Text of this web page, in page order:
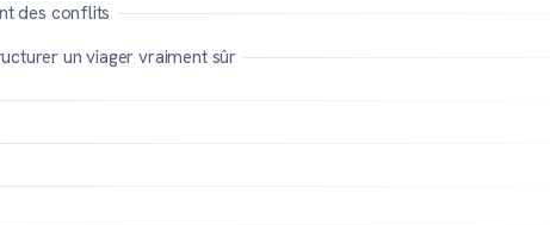
des conflits
un viager vraiment sûr